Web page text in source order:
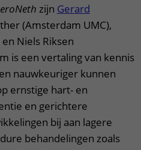
zijn Gerard
(Amsterdam UMC),
Niels Riksen
is een vertaling van kennis
nauwkeuriger kunnen
ernstige hart- en
en gerichtere
bij aan lagere
behandelingen zoals